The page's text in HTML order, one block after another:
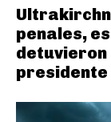
penales,
detuvieron
presidente